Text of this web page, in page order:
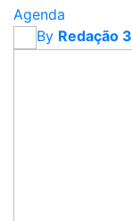
Agenda
By Redação 3